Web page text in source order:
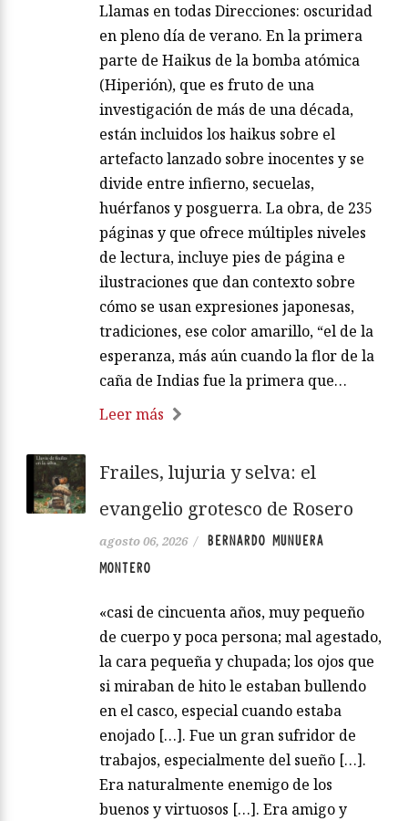
Llamas en todas Direcciones: oscuridad
en pleno día de verano. En la primera
parte de Haikus de la bomba atómica
(Hiperión), que es fruto de una
investigación de más de una década,
están incluidos los haikus sobre el
artefacto lanzado sobre inocentes y se
divide entre infierno, secuelas,
huérfanos y posguerra. La obra, de 235
páginas y que ofrece múltiples niveles
de lectura, incluye pies de página e
ilustraciones que dan contexto sobre
cómo se usan expresiones japonesas,
tradiciones, ese color amarillo, “el de la
esperanza, más aún cuando la flor de la
caña de Indias fue la primera que…
Leer más
Frailes, lujuria y selva: el
evangelio grotesco de Rosero
agosto 06, 2026 /
BERNARDO MUNUERA
MONTERO
«casi de cincuenta años, muy pequeño
de cuerpo y poca persona; mal agestado,
la cara pequeña y chupada; los ojos que
si miraban de hito le estaban bullendo
en el casco, especial cuando estaba
enojado […]. Fue un gran sufridor de
trabajos, especialmente del sueño […].
Era naturalmente enemigo de los
buenos y virtuosos […]. Era amigo y